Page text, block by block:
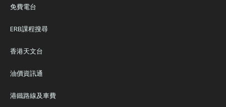
免費電台
ERB課程搜尋
香港天文台
油價資訊通
港鐵路線及車費